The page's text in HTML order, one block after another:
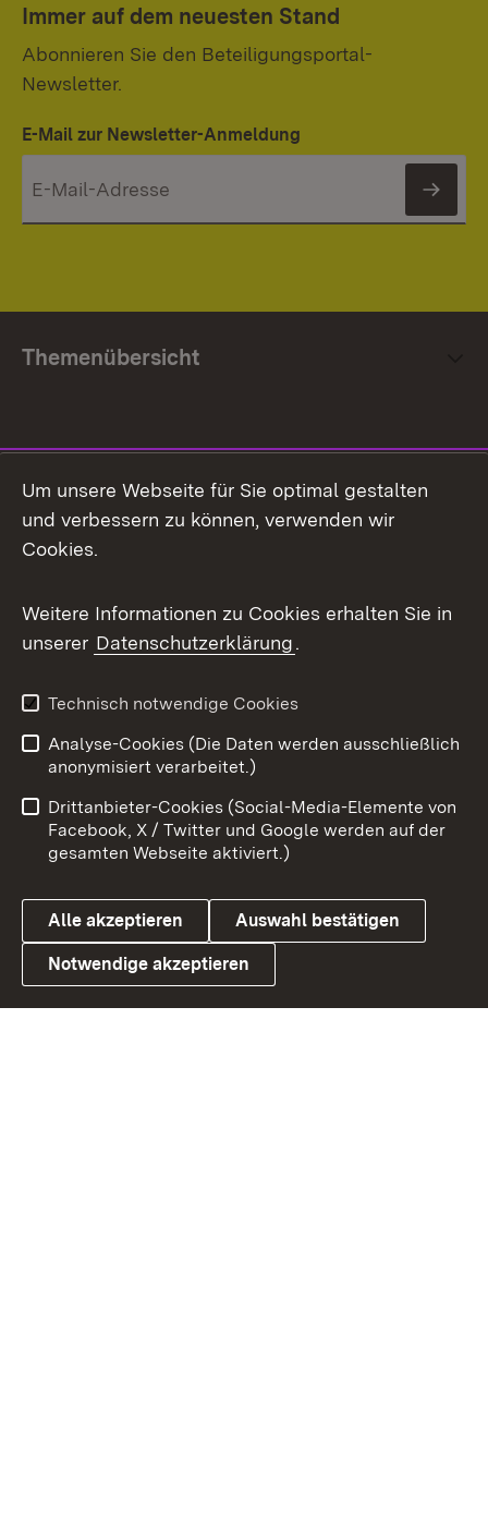
Immer auf dem neuesten Stand
Abonnieren Sie den Beteiligungsportal-
Newsletter.
E-Mail zur Newsletter-Anmeldung
Themenübersicht
Facebook
X / Twitter
Youtube
Link zum Landesportal
Impressum
Kontakt
Barrierefreiheit
Datenschutz
Cookies
Um unsere Webseite für Sie optimal gestalten
und verbessern zu können, verwenden wir
Cookies.
Weitere Informationen zu Cookies erhalten Sie in
unserer Datenschutzerklärung.
Technisch notwendige Cookies
Analyse-Cookies (Die Daten werden ausschließlich
anonymisiert verarbeitet.)
Drittanbieter-Cookies (Social-Media-Elemente von
Facebook, X / Twitter und Google werden auf der
gesamten Webseite aktiviert.)
Alle akzeptieren Auswahl bestätigen
Notwendige akzeptieren